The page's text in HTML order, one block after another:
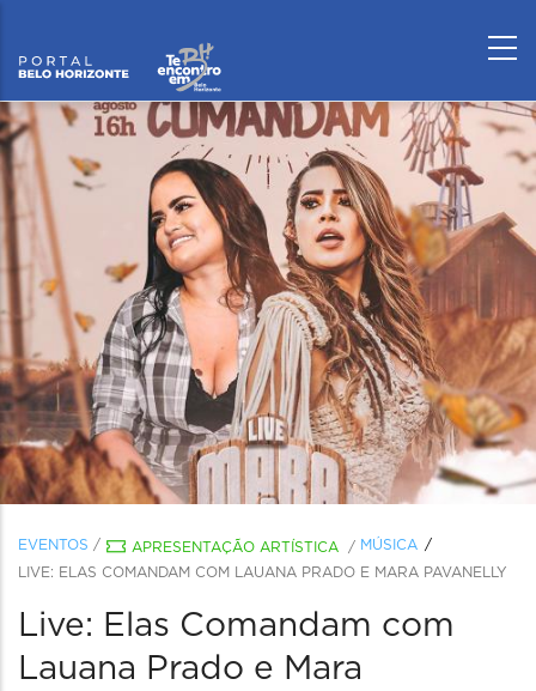
EVENTOS / APRESENTAÇÃO ARTÍSTICA / MÚSICA
LIVE: ELAS COMANDAM COM LAUANA PRADO E MARA PAVANELLY
Live: Elas Comandam com
Lauana Prado e Mara